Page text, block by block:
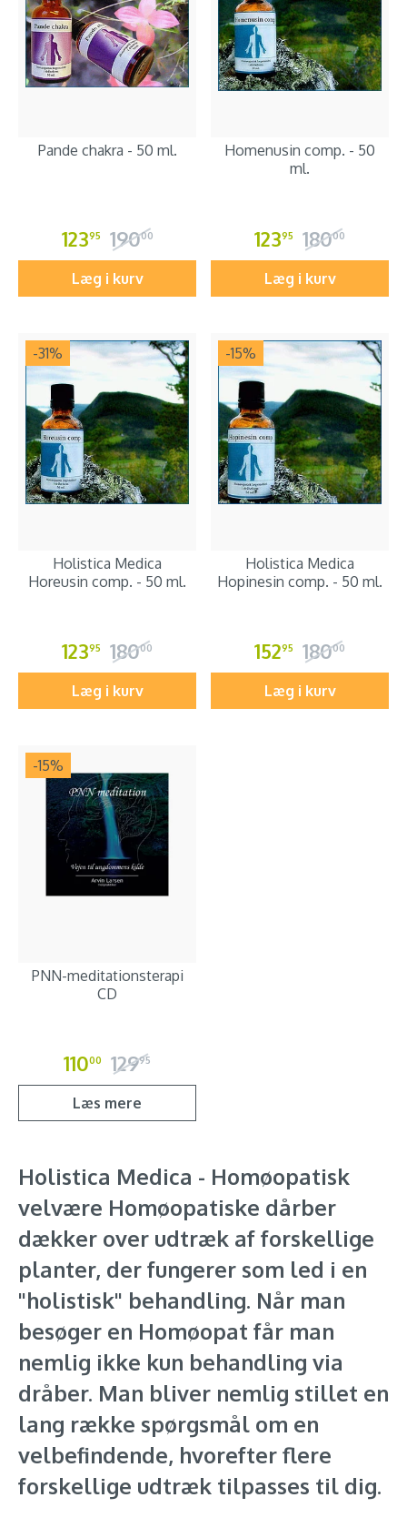
Pande chakra - 50 ml.
12395 19000
Læg i kurv
Homenusin comp. - 50
ml.
12395 18000
Læg i kurv
-31%
Holistica Medica
Horeusin comp. - 50 ml.
12395 18000
Læg i kurv
-15%
Holistica Medica
Hopinesin comp. - 50 ml.
15295 18000
Læg i kurv
-15%
PNN-meditationsterapi
CD
11000 12995
Læs mere
Holistica Medica - Homøopatisk
velvære Homøopatiske dårber
dækker over udtræk af forskellige
planter, der fungerer som led i en
"holistisk" behandling. Når man
besøger en Homøopat får man
nemlig ikke kun behandling via
dråber. Man bliver nemlig stillet en
lang række spørgsmål om en
velbefindende, hvorefter flere
forskellige udtræk tilpasses til dig.